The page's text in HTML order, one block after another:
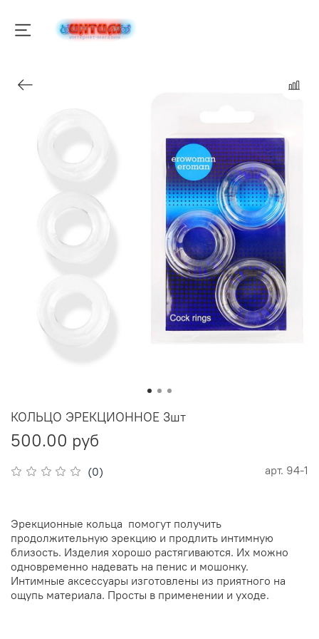
(0) арт. 94-1
КОЛЬЦО ЭРЕКЦИОННОЕ 3шт
500.00 руб
Эрекционные кольца помогут получить
продолжительную эрекцию и продлить интимную
близость. Изделия хорошо растягиваются. Их можно
одновременно надевать на пенис и мошонку.
Интимные аксессуары изготовлены из приятного на
ощупь материала. Просты в применении и уходе.